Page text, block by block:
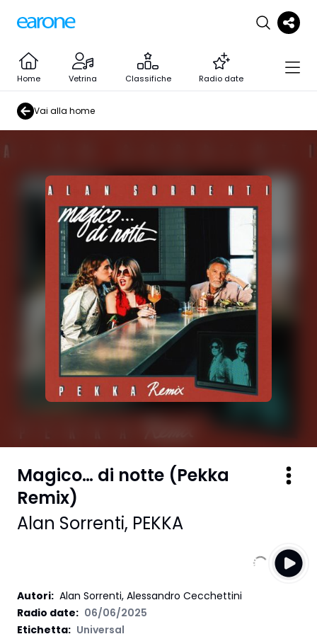
Home Vetrina Classifiche Radio date
Vai alla home
Magico… di notte (Pekka
Remix)
Alan Sorrenti, PEKKA
Autori: Alan Sorrenti, Alessandro Cecchettini
Radio date: 06/06/2025
Etichetta: Universal